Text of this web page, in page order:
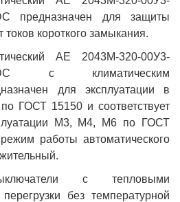
предназначен для защиты
токов короткого замыкания.
АЕ 2043М-320-00У3-
DC с климатическим
для эксплуатации в
ГОСТ 15150 и соответствует
М3, М4, М6 по ГОСТ
работы автоматического
с тепловыми
без температурной